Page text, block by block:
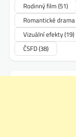
Rodinný film (51)
Romantické drama
Vizuální efekty(19)
ČSFD(38)